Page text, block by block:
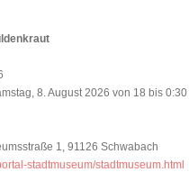
8. August 2026 von 18 bis 0:30
1, 91126 Schwabach
stadtmuseum/stadtmuseum.html